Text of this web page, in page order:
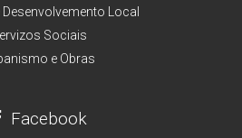
Local
Sociais
e Obras
Facebook